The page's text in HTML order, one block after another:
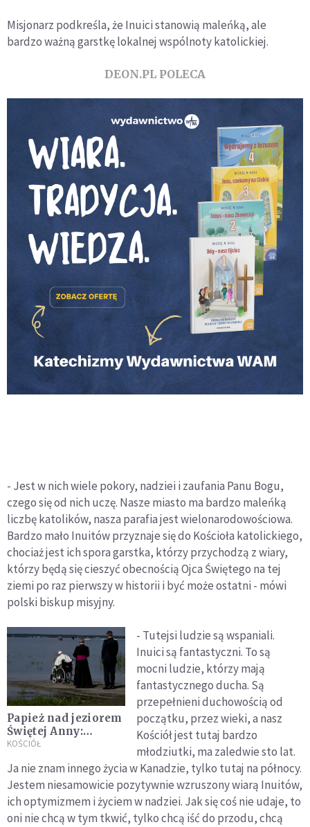
Misjonarz podkreśla, że Inuici stanowią maleńką, ale
bardzo ważną garstkę lokalnej wspólnoty katolickiej.
DEON.PL POLECA
- Jest w nich wiele pokory, nadziei i zaufania Panu Bogu,
czego się od nich uczę. Nasze miasto ma bardzo maleńką
liczbę katolików, nasza parafia jest wielonarodowościowa.
Bardzo mało Inuitów przyznaje się do Kościoła katolickiego,
chociaż jest ich spora garstka, którzy przychodzą z wiary,
którzy będą się cieszyć obecnością Ojca Świętego na tej
ziemi po raz pierwszy w historii i być może ostatni - mówi
polski biskup misyjny.
Papież nad jeziorem
Świętej Anny:
powierzajmy
rdzennych
mieszkańców
Kanady
KOŚCIÓŁ
- Tutejsi ludzie są wspaniali.
Inuici są fantastyczni. To są
mocni ludzie, którzy mają
fantastycznego ducha. Są
przepełnieni duchowością od
początku, przez wieki, a nasz
Kościół jest tutaj bardzo
młodziutki, ma zaledwie sto lat.
Ja nie znam innego życia w Kanadzie, tylko tutaj na północy.
Jestem niesamowicie pozytywnie wzruszony wiarą Inuitów,
ich optymizmem i życiem w nadziei. Jak się coś nie udaje, to
oni nie chcą w tym tkwić, tylko chcą iść do przodu, chcą